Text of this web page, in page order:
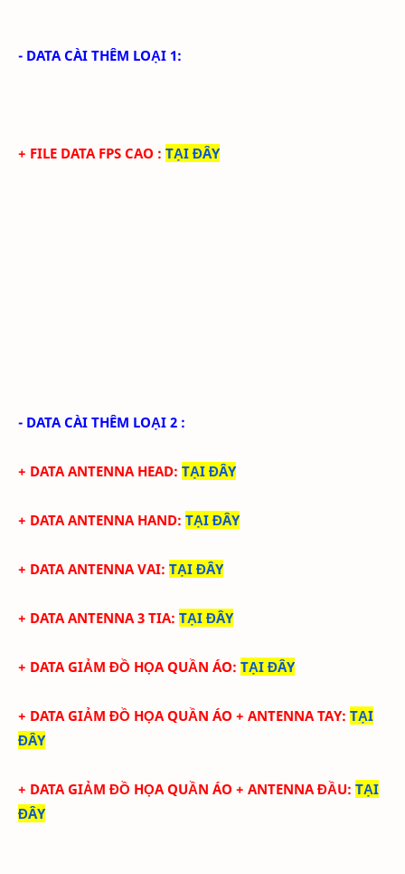
- DATA CÀI THÊM LOẠI 1:
+ FILE DATA FPS CAO : TẠI ĐÂY
- DATA CÀI THÊM LOẠI 2 :
+ DATA ANTENNA HEAD: TẠI ĐÂY
+ DATA ANTENNA HAND: TẠI ĐÂY
+ DATA ANTENNA VAI: TẠI ĐÂY
+ DATA ANTENNA 3 TIA: TẠI ĐÂY
+ DATA GIẢM ĐỒ HỌA QUẦN ÁO: TẠI ĐÂY
+ DATAGIẢM ĐỒ HỌA QUẦN ÁO + ANTENNA TAY: TẠI
ĐÂY
+ DATAGIẢM ĐỒ HỌA QUẦN ÁO + ANTENNA ĐẦU: TẠI
ĐÂY